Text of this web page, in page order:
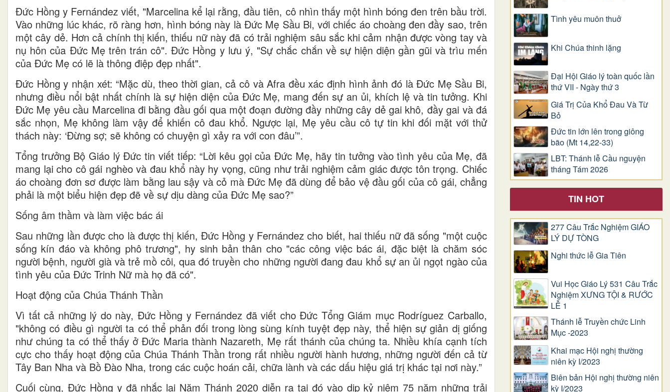
Đức Hồng y Fernández viết, "Marcelina kể lại rằng, đầu tiên, cô nhìn thấy một hình bóng đen trên bầu trời.
Vào những lúc khác, rõ ràng hơn, hình bóng này là Đức Mẹ Sầu Bi, với chiếc áo choàng đen đầy sao, trên
một cây dẻ. Hơn cả chính thị kiến, thiếu nữ này đã có trải nghiệm sâu sắc khi cảm nhận được vòng tay và
nụ hôn của Đức Mẹ trên trán cô". Đức Hồng y lưu ý, "Sự chắc chắn về sự hiện diện gần gũi và trìu mến
của Đức Mẹ có lẽ là thông điệp đẹp nhất".
Đức Hồng y nhận xét: “Mặc dù, theo thời gian, cả cô và Afra đều xác định hình ảnh đó là Đức Mẹ Sầu Bi,
nhưng điều nổi bật nhất chính là sự hiện diện của Đức Mẹ, mang đến sự an ủi, khích lệ và tin tưởng. Khi
Đức Mẹ yêu cầu Marcelina đi bằng đầu gối qua một đoạn đường đầy những cây dẻ gai khô, đầy gai và đá
sắc nhọn, Mẹ không làm vậy để khiến cô đau khổ. Ngược lại, Mẹ yêu cầu cô tự tin khi đối mặt với thử
thách này: ‘Đừng sợ; sẽ không có chuyện gì xảy ra với con đâu’”.
Tổng trưởng Bộ Giáo lý Đức tin viết tiếp: “Lời kêu gọi của Đức Mẹ, hãy tin tưởng vào tình yêu của Mẹ, đã
mang lại cho cô gái nghèo và đau khổ này hy vọng, cũng như trải nghiệm cảm giác được tôn trọng. Chiếc
áo choàng đơn sơ được làm bằng lau sậy và cỏ mà Đức Mẹ đã dùng để bảo vệ đầu gối của cô gái, chẳng
phải là một biểu hiện đẹp đẽ về sự dịu dàng của Đức Mẹ sao?”
Sống âm thầm và làm việc bác ái
Sau những lần được cho là được thị kiến, Đức Hồng y Fernández cho biết, hai thiếu nữ đã sống "một cuộc
sống kín đáo và không phô trương", hy sinh bản thân cho "các công việc bác ái, đặc biệt là chăm sóc
người bệnh, người già và trẻ mồ côi, qua đó truyền cho những người đang đau khổ sự an ủi ngọt ngào của
tình yêu của Đức Trinh Nữ mà họ đã có".
Hoạt động của Chúa Thánh Thần
Vì tất cả những lý do này, Đức Hồng y Fernández đã viết cho Đức Tổng Giám mục Rodríguez Carballo,
"không có điều gì người ta có thể phản đối trong lòng sùng kính tuyệt đẹp này, thể hiện sự giản dị giống
như chúng ta có thể thấy ở Đức Maria thành Nazareth, Mẹ rất thánh của chúng ta. Nhiều khía cạnh tích
cực cho thấy hoạt động của Chúa Thánh Thần trong rất nhiều người hành hương, những người đến cả từ
Tây Ban Nha và Bồ Đào Nha, trong các cuộc hoán cải, chữa lành và các dấu hiệu giá trị khác tại nơi này.”
Cuối cùng, Đức Hồng y đã nhắc lại Năm Thánh 2020 diễn ra tại đó vào dịp kỷ niệm 75 năm những trải
Tình yêu muôn thuở
Khi Chúa thinh lặng
Đại Hội Giáo lý toàn quốc lần
thứ VII - Ngày thứ 3
Giá Trị Của Khổ Ðau Và Từ
Bỏ
Đức tin lớn lên trong giông
bão (Mt 14,22-33)
LBT: Thánh lễ Cầu nguyện
tháng Tám 2026
TIN HOT
277 Câu Trắc Nghiệm GIÁO
LÝ DỰ TÒNG
Nghi thức lễ Gia Tiên
Vui Học Giáo Lý 531 Câu Trắc
Nghiệm XƯNG TỘI & RƯỚC
LỄ 1
Thánh lễ Truyền chức Linh
Mục -2023
Khai mạc Hội nghị thường
niên kỳ I/2023
Biên bản Hội nghị thường niên
kỳ I/2023